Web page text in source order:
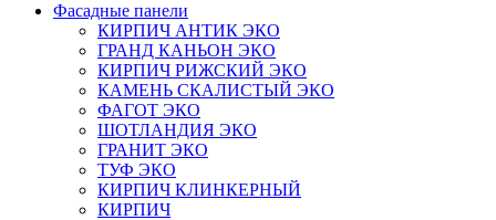
Фасадные панели
КИРПИЧ АНТИК ЭКО
ГРАНД КАНЬОН ЭКО
КИРПИЧ РИЖСКИЙ ЭКО
КАМЕНЬ СКАЛИСТЫЙ ЭКО
ФАГОТ ЭКО
ШОТЛАНДИЯ ЭКО
ГРАНИТ ЭКО
ТУФ ЭКО
КИРПИЧ КЛИНКЕРНЫЙ
КИРПИЧ